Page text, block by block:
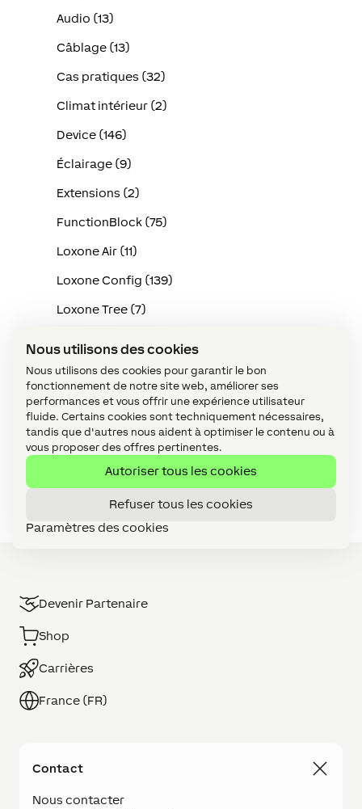
Nous utilisons des cookies
Nous utilisons des cookies pour garantir le bon
fonctionnement de notre site web, améliorer ses
performances et vous offrir une expérience utilisateur
fluide. Certains cookies sont techniquement nécessaires,
tandis que d'autres nous aident à optimiser le contenu ou à
vous proposer des offres pertinentes.
Autoriser tous les cookies
Refuser tous les cookies
Paramètres des cookies
Audio (13)
Câblage (13)
Cas pratiques (32)
Climat intérieur (2)
Device (146)
Éclairage (9)
Extensions (2)
FunctionBlock (75)
Loxone Air (11)
Loxone Config (139)
Loxone Tree (7)
Miniserver (10)
Sécurité (5)
Services en ligne (3)
Tutoriel Vidéo (1)
Devenir Partenaire
Shop
Carrières
France (FR)
Contact
Nous contacter